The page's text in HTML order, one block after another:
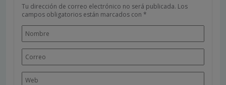
Tu dirección de correo electrónico no será publicada. Los
campos obligatorios están marcados con *